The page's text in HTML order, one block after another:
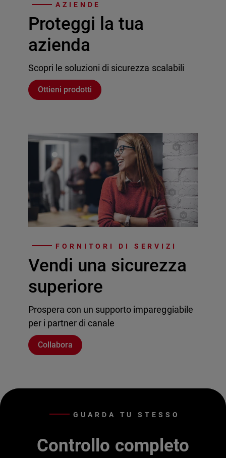
AZIENDE
Proteggi la tua
azienda
Scopri le soluzioni di sicurezza scalabili
Ottieni prodotti
FORNITORI DI SERVIZI
Vendi una sicurezza
superiore
Prospera con un supporto impareggiabile
per i partner di canale
Collabora
GUARDA TU STESSO
Controllo completo